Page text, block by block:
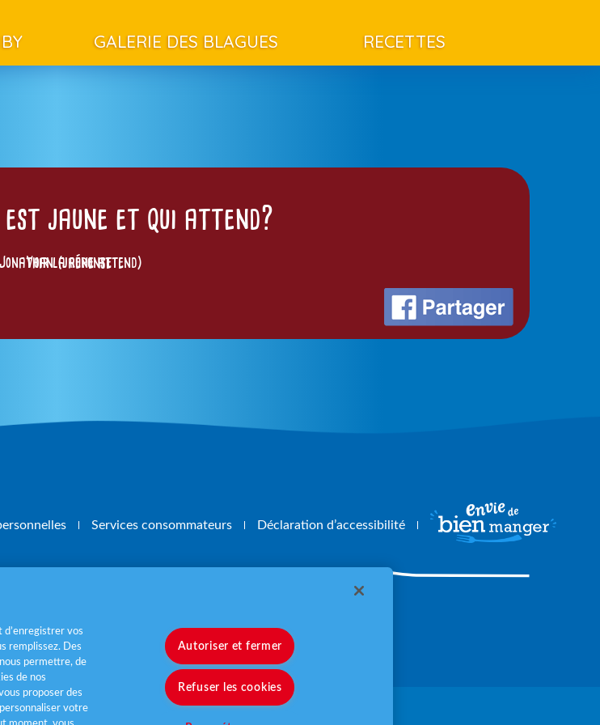
GALERIE DES BLAGUES RECETTES
est jaune et qui attend?
Voir la réponse
Jonathan (jaune attend)
Services consommateurs Déclaration d’accessibilité
et légumes par jourwww.mangerbouger.fr
d’enregistrer vos
remplissez. Des
permettre, de
de nos
proposer des
votre
Autoriser et fermer
Refuser les cookies